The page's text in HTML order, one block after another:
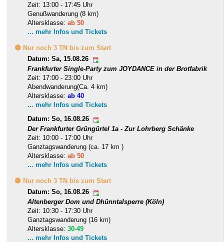
Zeit: 13:00 - 17:45 Uhr
Genußwanderung (8 km)
Altersklasse: ab 50
... mehr Infos und Tickets
🟡 Nur noch 3 TN bis zum Start
Datum: Sa, 15.08.26
Frankfurter Single-Party zum JOYDANCE in der Brotfabrik
Zeit: 17:00 - 23:00 Uhr
Abendwanderung(Ca. 4 km)
Altersklasse: ab 40
... mehr Infos und Tickets
Datum: So, 16.08.26
Der Frankfurter Grüngürtel 1a - Zur Lohrberg Schänke
Zeit: 10:00 - 17:00 Uhr
Ganztagswanderung (ca. 17 km )
Altersklasse: ab 50
... mehr Infos und Tickets
🟡 Nur noch 3 TN bis zum Start
Datum: So, 16.08.26
Altenberger Dom und Dhünntalsperre (Köln)
Zeit: 10:30 - 17:30 Uhr
Ganztagswanderung (16 km)
Altersklasse: 30-49
... mehr Infos und Tickets